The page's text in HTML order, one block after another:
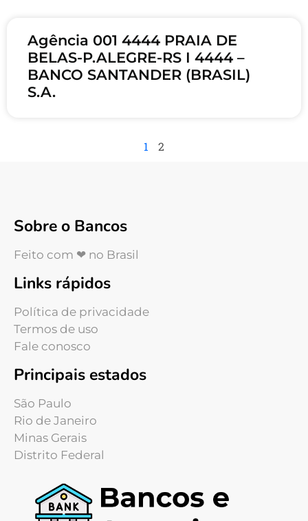
Agência 001 4444 PRAIA DE
BELAS-P.ALEGRE-RS I 4444 –
BANCO SANTANDER (BRASIL)
S.A.
1 2
Sobre o Bancos
Feito com ❤ no Brasil
Links rápidos
Política de privacidade
Termos de uso
Fale conosco
Principais estados
São Paulo
Rio de Janeiro
Minas Gerais
Distrito Federal